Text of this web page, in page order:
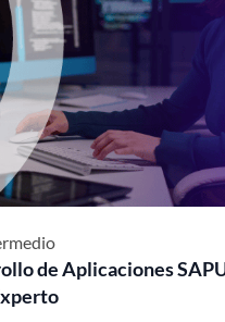
de Aplicaciones